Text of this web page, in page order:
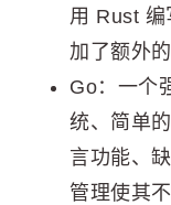
用 Rust 编
加了额外
Go：一个
统、简单
言功能、
管理使其